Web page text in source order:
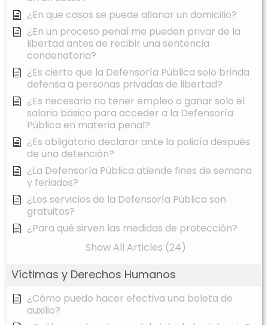
¿En que casos se puede allanar un domicilio?
¿En un proceso penal me pueden privar de la
libertad antes de recibir una sentencia
condenatoria?
¿Es cierto que la Defensoría Pública solo brinda
defensa a personas privadas de libertad?
¿Es necesario no tener empleo o ganar solo el
salario básico para acceder a la Defensoría
Pública en materia penal?
¿Es obligatorio declarar ante la policía después
de una detención?
¿La Defensoría Pública atiende fines de semana
y feriados?
¿Los servicios de la Defensoría Pública son
gratuitos?
¿Para qué sirven las medidas de protección?
Show All Articles (24)
Víctimas y Derechos Humanos
¿Cómo puedo hacer efectiva una boleta de
auxilio?